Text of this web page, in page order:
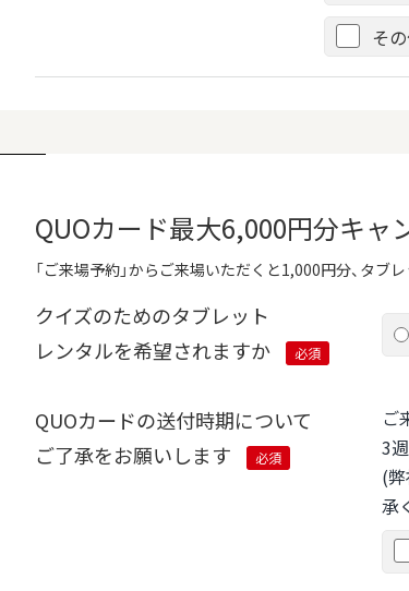
そ
QUOカード最大6,000円分キャ
「ご来場予約」からご来場いただくと1,000円分、タ
クイズのためのタブレット
レンタルを希望されますか
必須
QUOカードの送付時期について
ご了承をお願いします
必須
ご
3
(
承